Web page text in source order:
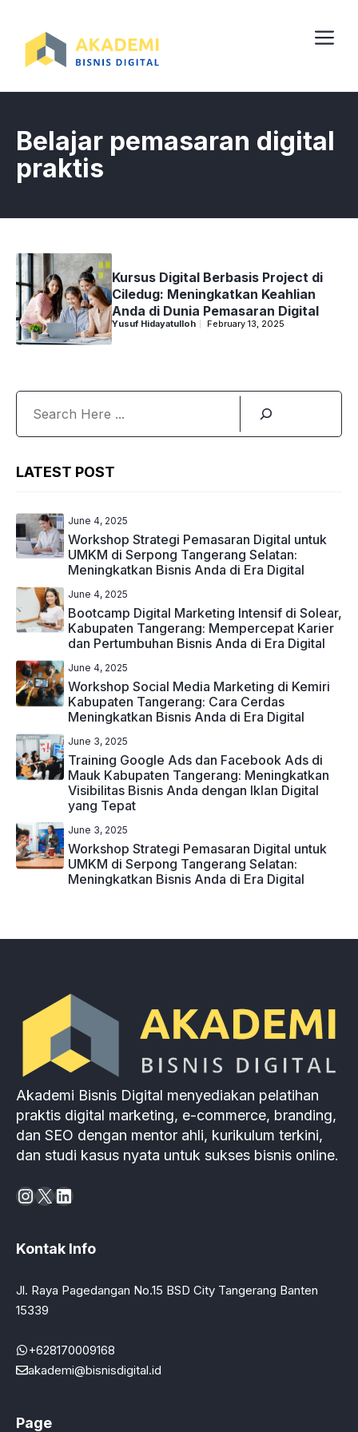
content
Belajar pemasaran digital
praktis
Kursus Digital Berbasis Project di
Ciledug: Meningkatkan Keahlian
Anda di Dunia Pemasaran Digital
Yusuf Hidayatulloh February 13, 2025
Search
LATEST POST
June 4, 2025
Workshop Strategi Pemasaran Digital untuk
UMKM di Serpong Tangerang Selatan:
Meningkatkan Bisnis Anda di Era Digital
June 4, 2025
Bootcamp Digital Marketing Intensif di Solear,
Kabupaten Tangerang: Mempercepat Karier
dan Pertumbuhan Bisnis Anda di Era Digital
June 4, 2025
Workshop Social Media Marketing di Kemiri
Kabupaten Tangerang: Cara Cerdas
Meningkatkan Bisnis Anda di Era Digital
June 3, 2025
Training Google Ads dan Facebook Ads di
Mauk Kabupaten Tangerang: Meningkatkan
Visibilitas Bisnis Anda dengan Iklan Digital
yang Tepat
June 3, 2025
Workshop Strategi Pemasaran Digital untuk
UMKM di Serpong Tangerang Selatan:
Meningkatkan Bisnis Anda di Era Digital
Akademi Bisnis Digital menyediakan pelatihan
praktis digital marketing, e-commerce, branding,
dan SEO dengan mentor ahli, kurikulum terkini,
dan studi kasus nyata untuk sukses bisnis online.
Instagram
X LinkedIn
Kontak Info
Jl. Raya Pagedangan No.15 BSD City Tangerang Banten
15339
+628170009168
akademi@bisnisdigital.id
Page